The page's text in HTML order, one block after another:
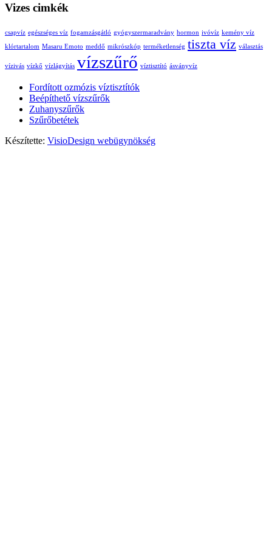
Vizes cimkék
csapvíz egészséges víz fogamzásgátló gyógyszermaradvány hormon ivóvíz kemény víz
klórtartalom Masaru Emoto meddő mikrószkóp terméketlenség tiszta víz választás
vízivás vízkő vízlágyítás vízszűrő víztisztító ásványvíz
Fordított ozmózis víztisztítók
Beépíthető vízszűrők
Zuhanyszűrők
Szűrőbetétek
Készítette: VisioDesign webügynökség